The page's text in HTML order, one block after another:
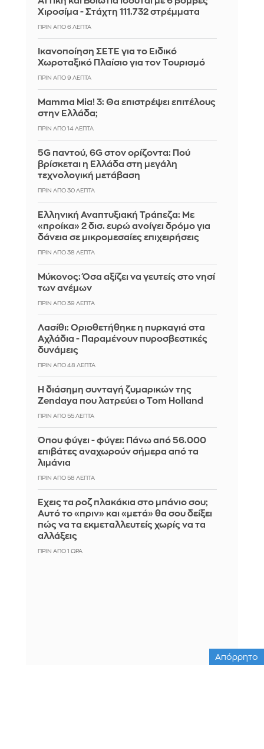
Χιροσίμα - Στάχτη 111.732 στρέμματα
ΠΡΙΝ ΑΠΌ 6 ΛΕΠΤΆ
Ικανοποίηση ΣΕΤΕ για το Ειδικό
Χωροταξικό Πλαίσιο για τον Τουρισμό
ΠΡΙΝ ΑΠΌ 9 ΛΕΠΤΆ
Mamma Mia! 3: Θα επιστρέψει επιτέλους
στην Ελλάδα;
ΠΡΙΝ ΑΠΌ 14 ΛΕΠΤΆ
5G παντού, 6G στον ορίζοντα: Πού
βρίσκεται η Ελλάδα στη μεγάλη
τεχνολογική μετάβαση
ΠΡΙΝ ΑΠΌ 30 ΛΕΠΤΆ
Ελληνική Αναπτυξιακή Τράπεζα: Με
«προίκα» 2 δισ. ευρώ ανοίγει δρόμο για
δάνεια σε μικρομεσαίες επιχειρήσεις
ΠΡΙΝ ΑΠΌ 38 ΛΕΠΤΆ
Μύκονος: Όσα αξίζει να γευτείς στο νησί
των ανέμων
ΠΡΙΝ ΑΠΌ 39 ΛΕΠΤΆ
Λασίθι: Οριοθετήθηκε η πυρκαγιά στα
Αχλάδια - Παραμένουν πυροσβεστικές
δυνάμεις
ΠΡΙΝ ΑΠΌ 48 ΛΕΠΤΆ
Η διάσημη συνταγή ζυμαρικών της
Zendaya που λατρεύει ο Tom Holland
ΠΡΙΝ ΑΠΌ 55 ΛΕΠΤΆ
Όπου φύγει - φύγει: Πάνω από 56.000
επιβάτες αναχωρούν σήμερα από τα
λιμάνια
ΠΡΙΝ ΑΠΌ 58 ΛΕΠΤΆ
Έχεις τα ροζ πλακάκια στο μπάνιο σου;
Αυτό το «πριν» και «μετά» θα σου δείξει
πώς να τα εκμεταλλευτείς χωρίς να τα
αλλάξεις
ΠΡΙΝ ΑΠΌ 1 ΏΡΑ
Απόρρητο